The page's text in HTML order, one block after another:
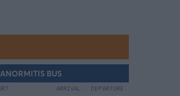
BUS
ARRIVAL DEPARTURE